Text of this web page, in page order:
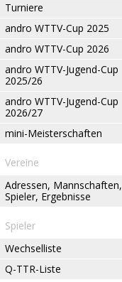
Turniere
andro WTTV-Cup 2025
andro WTTV-Cup 2026
andro WTTV-Jugend-Cup
2025/26
andro WTTV-Jugend-Cup
2026/27
mini-Meisterschaften
Vereine
Adressen, Mannschaften,
Spieler, Ergebnisse
Spieler
Wechselliste
Q-TTR-Liste